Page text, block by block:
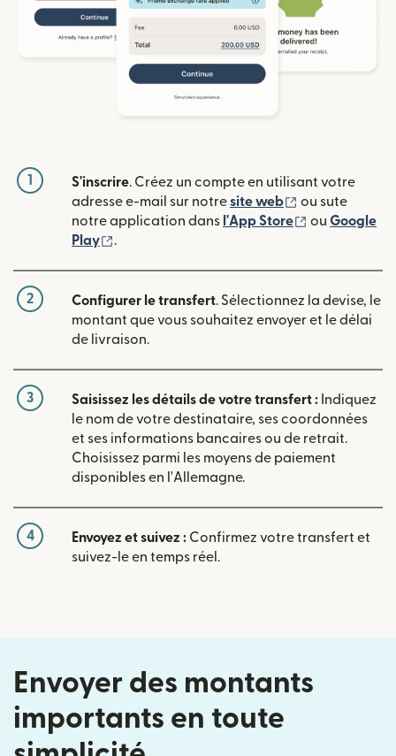
1 S'inscrire. Créez un compte en utilisant votre
adresse e-mail sur notresite web (s'ouvre dans
ou sute
notre application dans l'App Store (s'ouvre
ou Google
Play
.
2 Configurer le transfert. Sélectionnez la devise, le
montant que vous souhaitez envoyer et le délai
de livraison.
3 Saisissez les détails de votre transfert : Indiquez
le nom de votre destinataire, ses coordonnées
et ses informations bancaires ou de retrait.
Choisissez parmi les moyens de paiement
disponibles en l'Allemagne.
4 Envoyez et suivez : Confirmez votre transfert et
suivez-le en temps réel.
Envoyer des montants
importants en toute